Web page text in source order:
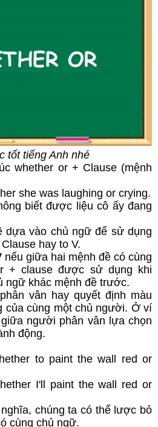
tốt tiếng Anh nhé
or + Clause (mệnh
she was laughing or crying.
biết được liệu cô ấy đang
dựa vào chủ ngữ để sử dụng
hay to V.
nếu giữa hai mệnh đề có cùng
+ clause được sử dụng khi
ngữ khác mệnh đề trước.
vân hay quyết định màu
của cùng một chủ người. Ở ví
người phân vân lựa chọn
động.
to paint the wall red or
I'll paint the wall red or
chúng ta có thể lược bỏ
cùng chủ ngữ.